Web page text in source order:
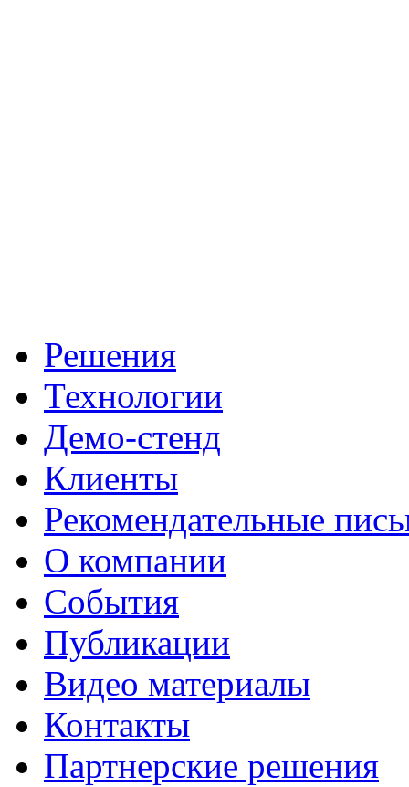
Решения
Технологии
Демо-стенд
Клиенты
Рекомендательные
О компании
События
Публикации
Видео материалы
Контакты
Партнерские решения